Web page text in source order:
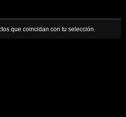
que coincidan con tu selección.